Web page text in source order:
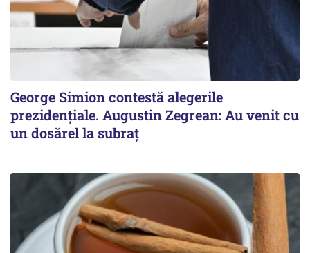
George Simion contestă alegerile
prezidențiale. Augustin Zegrean: Au venit cu
un dosărel la subraț